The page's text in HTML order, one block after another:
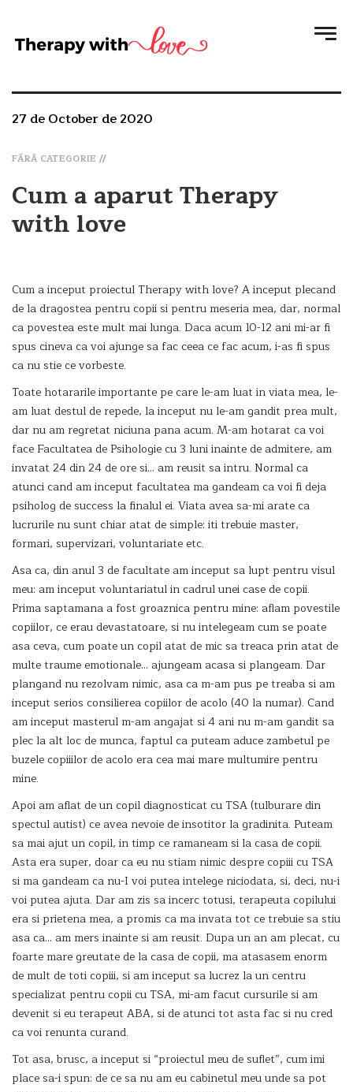
27 de October de 2020
FĂRĂ CATEGORIE
Cum a aparut Therapy
with love
Cum a inceput proiectul Therapy with love? A inceput plecand
de la dragostea pentru copii si pentru meseria mea, dar, normal
ca povestea este mult mai lunga. Daca acum 10-12 ani mi-ar fi
spus cineva ca voi ajunge sa fac ceea ce fac acum, i-as fi spus
ca nu stie ce vorbeste.
Toate hotararile importante pe care le-am luat in viata mea, le-
am luat destul de repede, la inceput nu le-am gandit prea mult,
dar nu am regretat niciuna pana acum. M-am hotarat ca voi
face Facultatea de Psihologie cu 3 luni inainte de admitere, am
invatat 24 din 24 de ore si… am reusit sa intru. Normal ca
atunci cand am inceput facultatea ma gandeam ca voi fi deja
psiholog de success la finalul ei. Viata avea sa-mi arate ca
lucrurile nu sunt chiar atat de simple: iti trebuie master,
formari, supervizari, voluntariate etc.
Asa ca, din anul 3 de facultate am inceput sa lupt pentru visul
meu: am inceput voluntariatul in cadrul unei case de copii.
Prima saptamana a fost groaznica pentru mine: aflam povestile
copiilor, ce erau devastatoare, si nu intelegeam cum se poate
asa ceva, cum poate un copil atat de mic sa treaca prin atat de
multe traume emotionale… ajungeam acasa si plangeam. Dar
plangand nu rezolvam nimic, asa ca m-am pus pe treaba si am
inceput serios consilierea copiilor de acolo (40 la numar). Cand
am inceput masterul m-am angajat si 4 ani nu m-am gandit sa
plec la alt loc de munca, faptul ca puteam aduce zambetul pe
buzele copiiilor de acolo era cea mai mare multumire pentru
mine.
Apoi am aflat de un copil diagnosticat cu TSA (tulburare din
spectul autist) ce avea nevoie de insotitor la gradinita. Puteam
sa mai ajut un copil, in timp ce ramaneam si la casa de copii.
Asta era super, doar ca eu nu stiam nimic despre copiii cu TSA
si ma gandeam ca nu-I voi putea intelege niciodata, si, deci, nu-i
voi putea ajuta. Dar am zis sa incerc totusi, terapeuta copilului
era si prietena mea, a promis ca ma invata tot ce trebuie sa stiu
asa ca… am mers inainte si am reusit. Dupa un an am plecat, cu
foarte mare greutate de la casa de copii, ma atasasem enorm
de mult de toti copiii, si am inceput sa lucrez la un centru
specializat pentru copii cu TSA, mi-am facut cursurile si am
devenit si eu terapeut ABA, si de atunci tot asta fac si nu cred
ca voi renunta curand.
Tot asa, brusc, a inceput si “proiectul meu de suflet”, cum imi
place sa-i spun: de ce sa nu am eu cabinetul meu unde sa pot